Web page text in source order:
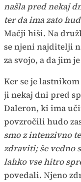
našla pred nekaj
ter da ima zato
Mačji hiši. Na
se njeni najditelji
za svojo, a da jim
Ker se je
ji nekaj dni pred
Daleron, ki ima
povzročili hudo
smo z intenzivno
zdraviti; še vedno
lahko vse hitro
povedali. Njeno